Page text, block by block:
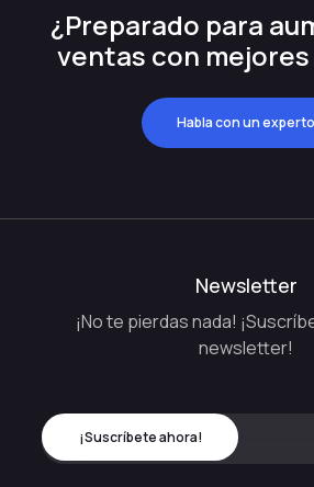
¿Preparado para
ventas con
Habla con un experto
Newsletter
¡No te pierdas nada!
newsletter!